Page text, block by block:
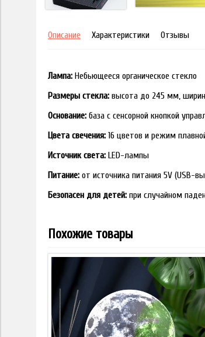
Описание Характеристики Отзывы
Лампа: Небьющееся органическое стекло
Размеры стекла: высота до 245 мм,
Основание: база с сенсорной кнопкой
Цвета свечения: 16 цветов и режим
Источник света: LED-лампы
Питание: от источника питания 5V (USB-
Безопасен для детей: при случайном
Похожие товары